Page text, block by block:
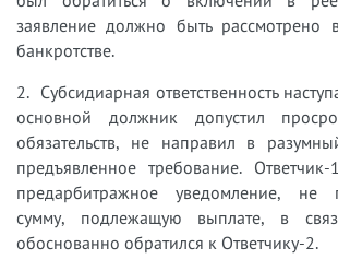
заявление должно быть рассмотрено
банкротстве.
2. Субсидиарная ответственность
основной должник допустил
обязательств, не направил в
предъявленное требование.
предарбитражное уведомление, не
сумму, подлежащую выплате, в
обоснованно обратился к Ответчику-2.